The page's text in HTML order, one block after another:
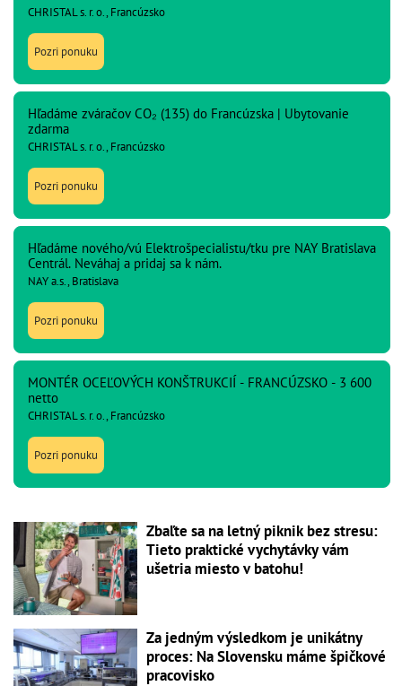
CHRISTAL s. r. o., Francúzsko
Pozri ponuku
Hľadáme zváračov CO₂ (135) do Francúzska | Ubytovanie
zdarma
CHRISTAL s. r. o., Francúzsko
Pozri ponuku
Hľadáme nového/vú Elektrošpecialistu/tku pre NAY Bratislava
Centrál. Neváhaj a pridaj sa k nám.
NAY a.s., Bratislava
Pozri ponuku
MONTÉR OCEĽOVÝCH KONŠTRUKCIÍ - FRANCÚZSKO - 3 600
netto
CHRISTAL s. r. o., Francúzsko
Pozri ponuku
Zbaľte sa na letný piknik bez stresu:
Tieto praktické vychytávky vám
ušetria miesto v batohu!
Za jedným výsledkom je unikátny
proces: Na Slovensku máme špičkové
pracovisko